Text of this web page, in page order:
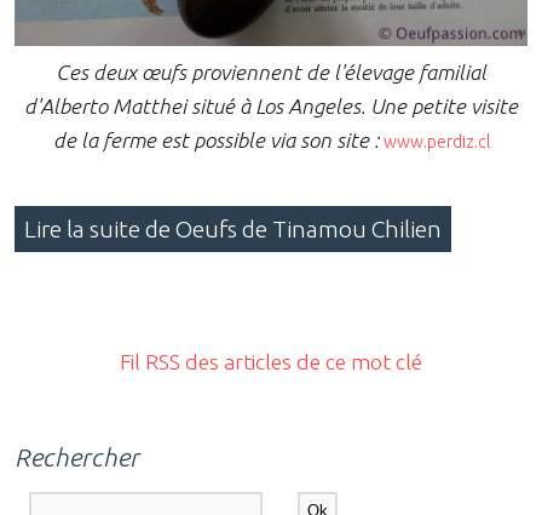
Ces deux œufs proviennent de l'élevage familial
d'Alberto Matthei situé à Los Angeles. Une petite visite
de la ferme est possible via son site :www.perdiz.cl
Lire la suite de Oeufs de Tinamou Chilien
Fil RSS des articles de ce mot clé
Rechercher